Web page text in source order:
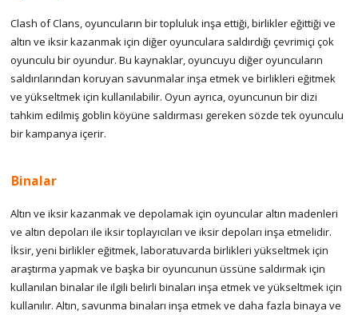
Clash of Clans, oyuncuların bir topluluk inşa ettiği, birlikler eğittiği ve
altın ve iksir kazanmak için diğer oyunculara saldırdığı çevrimiçi çok
oyunculu bir oyundur. Bu kaynaklar, oyuncuyu diğer oyuncuların
saldırılarından koruyan savunmalar inşa etmek ve birlikleri eğitmek
ve yükseltmek için kullanılabilir. Oyun ayrıca, oyuncunun bir dizi
tahkim edilmiş goblin köyüne saldırması gereken sözde tek oyunculu
bir kampanya içerir.
Binalar
Altın ve iksir kazanmak ve depolamak için oyuncular altın madenleri
ve altın depoları ile iksir toplayıcıları ve iksir depoları inşa etmelidir.
İksir, yeni birlikler eğitmek, laboratuvarda birlikleri yükseltmek için
araştırma yapmak ve başka bir oyuncunun üssüne saldırmak için
kullanılan binalar ile ilgili belirli binaları inşa etmek ve yükseltmek için
kullanılır. Altın, savunma binaları inşa etmek ve daha fazla binaya ve